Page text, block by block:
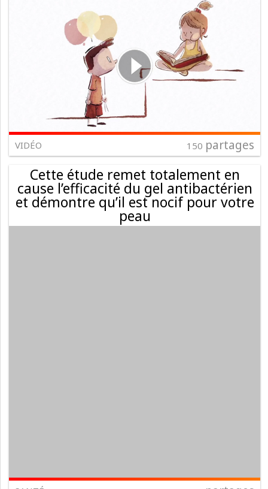
VIDÉO 150 partages
Cette étude remet totalement en
cause l’efficacité du gel antibactérien
et démontre qu’il est nocif pour votre
peau